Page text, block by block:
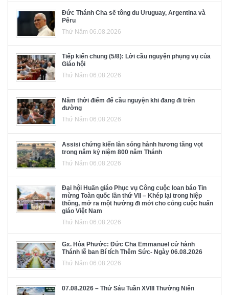
Đức Thánh Cha sẽ tông du Uruguay, Argentina và
Pêru
Thứ Năm 06.08.2026
Tiếp kiến chung (5/8): Lời cầu nguyện phụng vụ của
Giáo hội
Thứ Năm 06.08.2026
Năm thời điểm để cầu nguyện khi đang đi trên
đường
Thứ Năm 06.08.2026
Assisi chứng kiến làn sóng hành hương tăng vọt
trong năm kỷ niệm 800 năm Thánh
Thứ Năm 06.08.2026
Đại hội Huấn giáo Phục vụ Công cuộc loan báo Tin
mừng Toàn quốc lần thứ VII – Khép lại trong hiệp
thông, mở ra một hướng đi mới cho công cuộc huấn
giáo Việt Nam
Thứ Năm 06.08.2026
Gx. Hòa Phước: Đức Cha Emmanuel cử hành
Thánh lễ ban Bí tích Thêm Sức- Ngày 06.08.2026
Thứ Năm 06.08.2026
07.08.2026 – Thứ Sáu Tuần XVIII Thường Niên